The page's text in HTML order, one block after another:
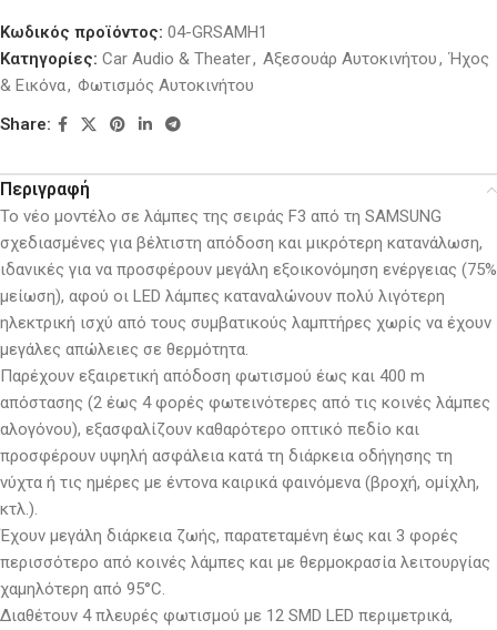
Κωδικός προϊόντος: 04-GRSAMH1
Κατηγορίες: Car Audio & Theater, Αξεσουάρ Αυτοκινήτου, Ήχος
& Εικόνα, Φωτισμός Αυτοκινήτου
Share:
Περιγραφή
Το νέο μοντέλο σε λάμπες της σειράς F3 από τη SAMSUNG
σχεδιασμένες για βέλτιστη απόδοση και μικρότερη κατανάλωση,
ιδανικές για να προσφέρουν μεγάλη εξοικονόμηση ενέργειας (75%
μείωση), αφού οι LED λάμπες καταναλώνουν πολύ λιγότερη
ηλεκτρική ισχύ από τους συμβατικούς λαμπτήρες χωρίς να έχουν
μεγάλες απώλειες σε θερμότητα.
Παρέχουν εξαιρετική απόδοση φωτισμού έως και 400 m
απόστασης (2 έως 4 φορές φωτεινότερες από τις κοινές λάμπες
αλογόνου), εξασφαλίζουν καθαρότερο οπτικό πεδίο και
προσφέρουν υψηλή ασφάλεια κατά τη διάρκεια οδήγησης τη
νύχτα ή τις ημέρες με έντονα καιρικά φαινόμενα (βροχή, ομίχλη,
κτλ.).
Έχουν μεγάλη διάρκεια ζωής, παρατεταμένη έως και 3 φορές
περισσότερο από κοινές λάμπες και με θερμοκρασία λειτουργίας
χαμηλότερη από 95°C.
Διαθέτουν 4 πλευρές φωτισμού με 12 SMD LED περιμετρικά,